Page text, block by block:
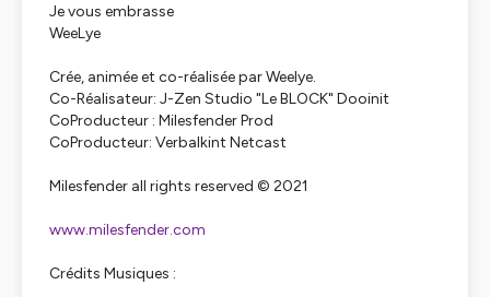
Je vous embrasse
WeeLye
Crée, animée et co-réalisée par Weelye.
Co-Réalisateur: J-Zen Studio "Le BLOCK" Dooinit
CoProducteur : Milesfender Prod
CoProducteur: Verbalkint Netcast
Milesfender all rights reserved © 2021
www.milesfender.com
Crédits Musiques :